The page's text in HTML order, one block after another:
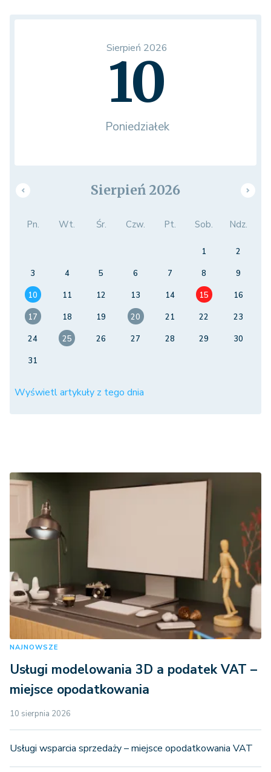
Sierpień 2026
10
Poniedziałek
Sierpień 2026
Pn. Wt. Śr. Czw. Pt. Sob. Ndz.
1
2
3
4 5 6 7 8
9
10
11 12 13 14 15
16
17
18 19 20 21 22
23
24
25 26 27 28 29
30
31
Wyświetl artykuły z tego dnia
NAJNOWSZE
Usługi modelowania 3D a podatek VAT –
miejsce opodatkowania
10 sierpnia 2026
Usługi wsparcia sprzedaży – miejsce opodatkowania VAT